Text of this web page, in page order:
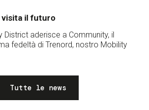
visita il futuro
District aderisce a Community, il
fedeltà di Trenord, nostro Mobility
Tutte le news